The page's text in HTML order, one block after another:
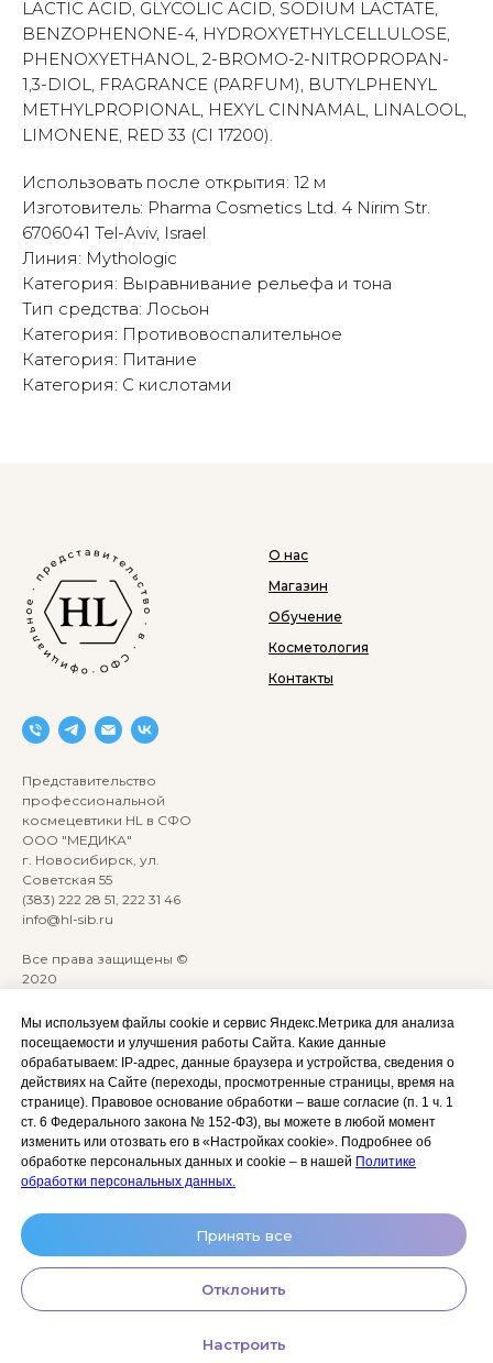
Мы используем файлы cookie и сервис Яндекс.Метрика для анализа
посещаемости и улучшения работы Сайта. Какие данные
обрабатываем: IP‑адрес, данные браузера и устройства, сведения о
действиях на Сайте (переходы, просмотренные страницы, время на
странице). Правовое основание обработки – ваше согласие (п. 1 ч. 1
ст. 6 Федерального закона № 152‑ФЗ), вы можете в любой момент
изменить или отозвать его в «Настройках cookie». Подробнее об
обработке персональных данных и cookie – в нашей Политике
обработки персональных данных.
Принять все
Отклонить
Настроить
LACTIC ACID, GLYCOLIC ACID, SODIUM LACTATE,
BENZOPHENONE-4, HYDROXYETHYLCELLULOSE,
PHENOXYETHANOL, 2-BROMO-2-NITROPROPAN-
1,3-DIOL, FRAGRANCE (PARFUM), BUTYLPHENYL
METHYLPROPIONAL, HEXYL CINNAMAL, LINALOOL,
LIMONENE, RED 33 (CI 17200).
Использовать после открытия: 12 м
Изготовитель: Pharma Cosmetics Ltd. 4 Nirim Str.
6706041 Tel-Aviv, Israel
Линия: Mythologic
Категория: Выравнивание рельефа и тона
Тип средства: Лосьон
Категория: Противовоспалительное
Категория: Питание
Категория: С кислотами
Представительство
профессиональной
космецевтики HL в СФО
ООО "МЕДИКА"
г. Новосибирск, ул.
Советская 55
(383) 222 28 51, 222 31 46
info@hl-sib.ru
Все права защищены ©
2020
ANKRYONK
О нас
Магазин
Обучение
Косметология
Контакты
Акции и скидки
Оплата, доставка и возврат
Сотрудничество
Личный кабинет (Обучение)
Политика
конфиденциальности
Согласие на обработку
персональных данных
космецевтики